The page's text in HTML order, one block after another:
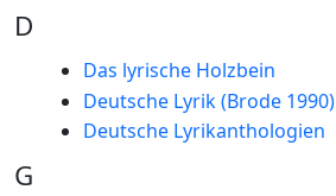
D
Das lyrische Holzbein
Deutsche Lyrik (Brode 1990)
Deutsche Lyrikanthologien
G